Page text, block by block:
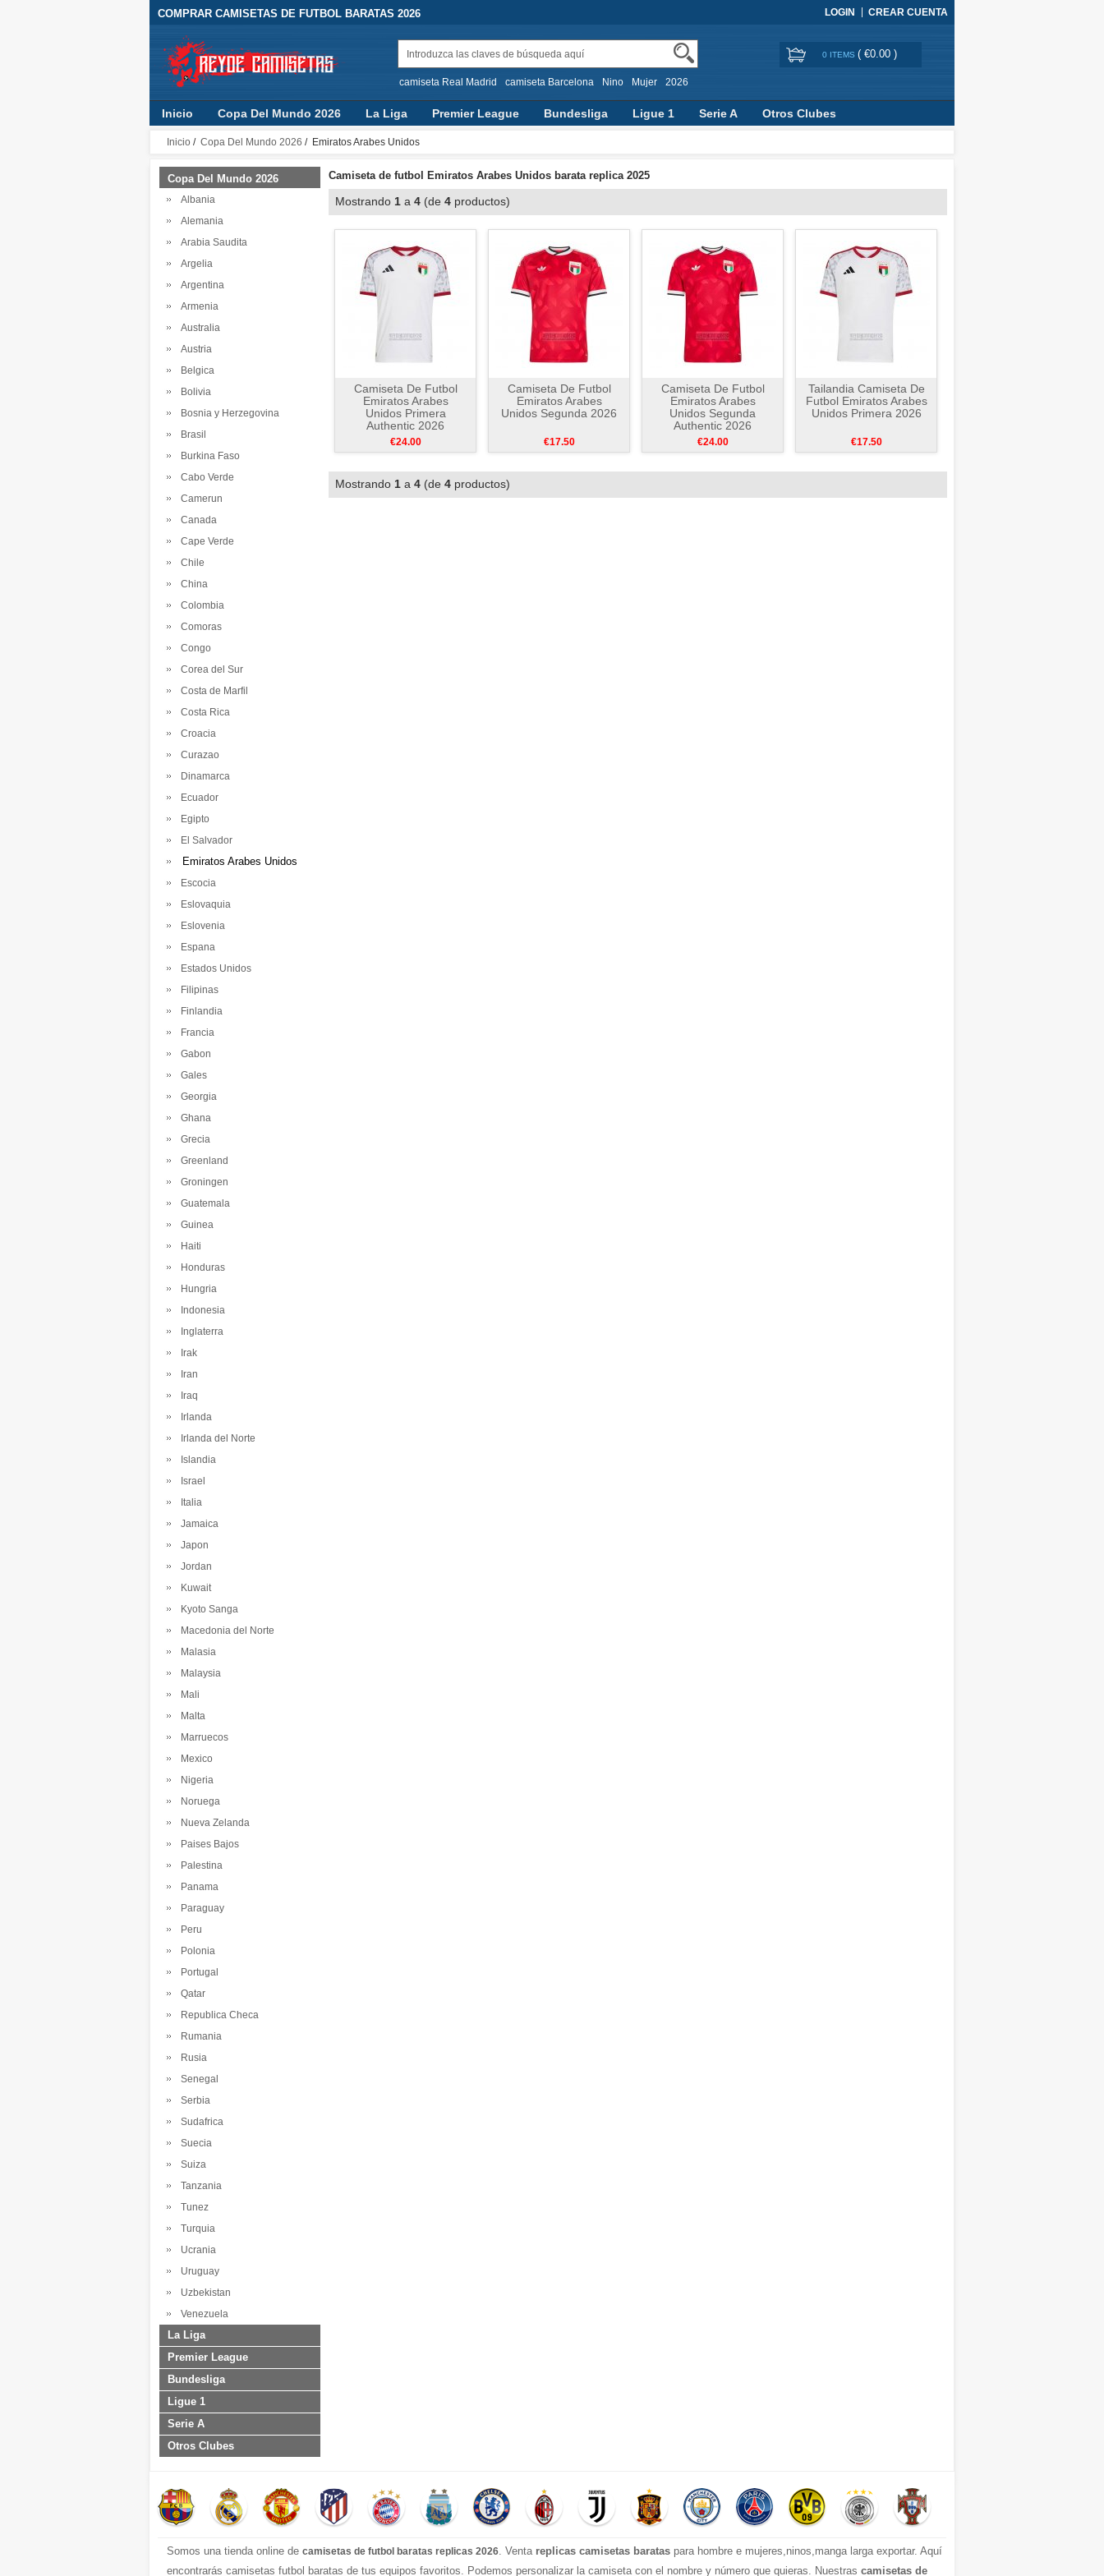
COMPRAR CAMISETAS DE FUTBOL BARATAS 2026 LOGIN CREAR CUENTA
camiseta Real Madrid camiseta Barcelona Nino Mujer 2026
0 ITEMS ( €0.00 )
Inicio Copa Del Mundo 2026 La Liga Premier League Bundesliga Ligue 1 Serie A Otros Clubes
Inicio / Copa Del Mundo 2026 / Emiratos Arabes Unidos
Copa Del Mundo 2026
Albania
Alemania
Arabia Saudita
Argelia
Argentina
Armenia
Australia
Austria
Belgica
Bolivia
Bosnia y Herzegovina
Brasil
Burkina Faso
Cabo Verde
Camerun
Canada
Cape Verde
Chile
China
Colombia
Comoras
Congo
Corea del Sur
Costa de Marfil
Costa Rica
Croacia
Curazao
Dinamarca
Ecuador
Egipto
El Salvador
Emiratos Arabes Unidos
Escocia
Eslovaquia
Eslovenia
Espana
Estados Unidos
Filipinas
Finlandia
Francia
Gabon
Gales
Georgia
Ghana
Grecia
Greenland
Groningen
Guatemala
Guinea
Haiti
Honduras
Hungria
Indonesia
Inglaterra
Irak
Iran
Iraq
Irlanda
Irlanda del Norte
Islandia
Israel
Italia
Jamaica
Japon
Jordan
Kuwait
Kyoto Sanga
Macedonia del Norte
Malasia
Malaysia
Mali
Malta
Marruecos
Mexico
Nigeria
Noruega
Nueva Zelanda
Paises Bajos
Palestina
Panama
Paraguay
Peru
Polonia
Portugal
Qatar
Republica Checa
Rumania
Rusia
Senegal
Serbia
Sudafrica
Suecia
Suiza
Tanzania
Tunez
Turquia
Ucrania
Uruguay
Uzbekistan
Venezuela
La Liga
Premier League
Bundesliga
Ligue 1
Serie A
Otros Clubes
Camiseta de futbol Emiratos Arabes Unidos barata replica 2025
Mostrando 1 a 4 (de 4 productos)
Camiseta De Futbol
Emiratos Arabes
Unidos Primera
Authentic 2026
€24.00
Camiseta De Futbol
Emiratos Arabes
Unidos Segunda 2026
€17.50
Camiseta De Futbol
Emiratos Arabes
Unidos Segunda
Authentic 2026
€24.00
Tailandia Camiseta De
Futbol Emiratos Arabes
Unidos Primera 2026
€17.50
Mostrando 1 a 4 (de 4 productos)
Somos una tienda online de camisetas de futbol baratas replicas 2026. Venta replicas camisetas baratas para hombre e mujeres,ninos,manga larga exportar. Aquí
encontrarás camisetas futbol baratas de tus equipos favoritos. Podemos personalizar la camiseta con el nombre y número que quieras. Nuestras camisetas de